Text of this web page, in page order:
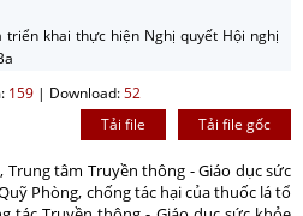
triển khai thực hiện Nghị quyết Hội nghị
sản phẩm cuộc thi sản phẩm phát
2026
159 | Download:52
Tải file gốc
Tải file
Trung tâm Truyền thông - Giáo dục sức
Phòng, chống tác hại của thuốc lá tổ